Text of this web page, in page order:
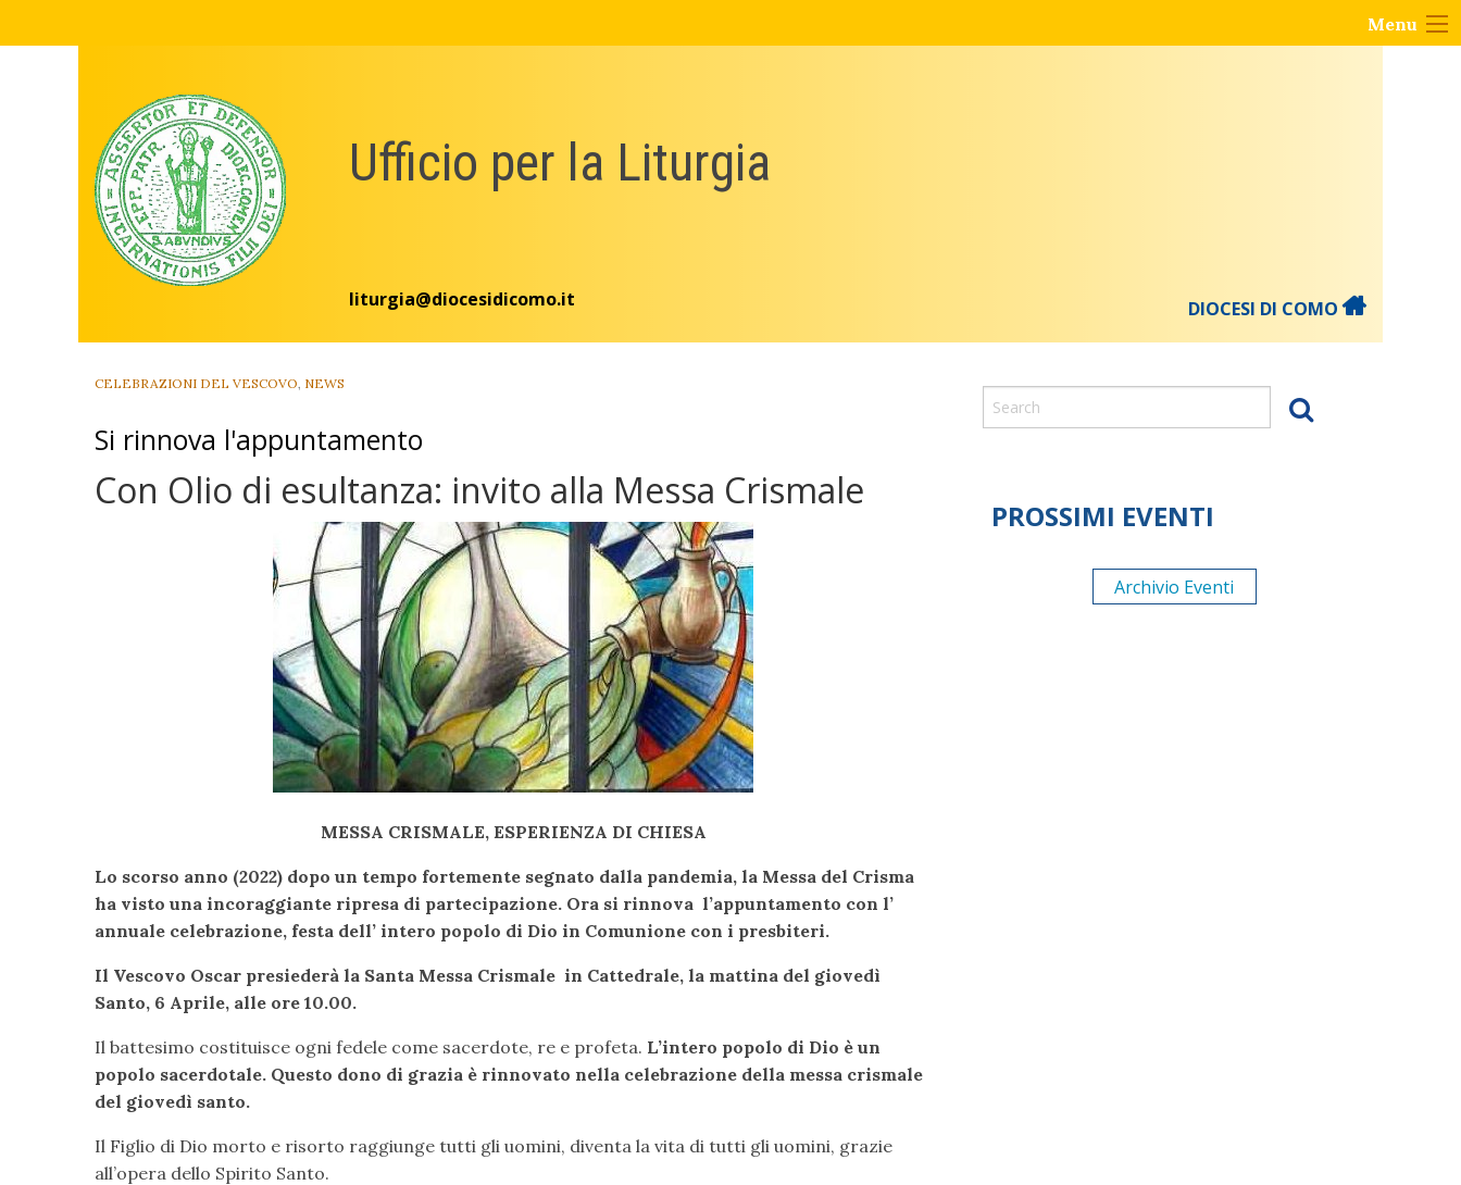
Menu
Ufficio per la Liturgia
liturgia@diocesidicomo.it DIOCESI DI COMO
CELEBRAZIONI DEL VESCOVO NEWS
Si rinnova l'appuntamento
Con Olio di esultanza: invito alla Messa Crismale
MESSA CRISMALE, ESPERIENZA DI CHIESA
Lo scorso anno (2022) dopo un tempo fortemente segnato dalla pandemia, la Messa del Crisma
ha visto una incoraggiante ripresa di partecipazione. Ora si rinnova l’appuntamento con l’
annuale celebrazione, festa dell’ intero popolo di Dio in Comunione con i presbiteri.
Il Vescovo Oscar presiederà la Santa Messa Crismale in Cattedrale, la mattina del giovedì
Santo, 6 Aprile, alle ore 10.00.
Il battesimo costituisce ogni fedele come sacerdote, re e profeta. L’intero popolo di Dio è un
popolo sacerdotale. Questo dono di grazia è rinnovato nella celebrazione della messa crismale
del giovedì santo.
Il Figlio di Dio morto e risorto raggiunge tutti gli uomini, diventa la vita di tutti gli uomini, grazie
all’opera dello Spirito Santo.
PROSSIMI EVENTI
Archivio Eventi